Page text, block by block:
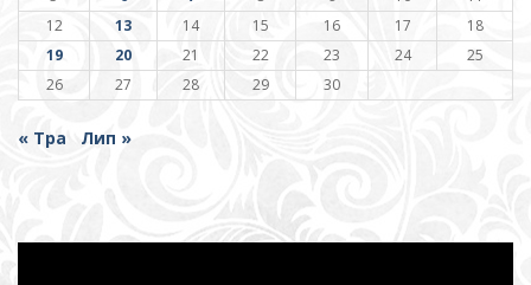
12
13 14 15 16 17
18
19
20 21 22 23 24
25
26
27 28 29 30
« Тра Лип »